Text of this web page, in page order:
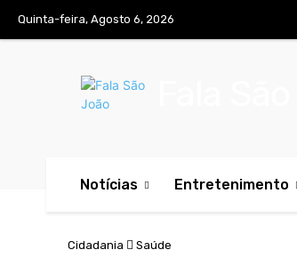
Quinta-feira, Agosto 6, 2026
Notícias Entretenimento
Cidadania Saúde